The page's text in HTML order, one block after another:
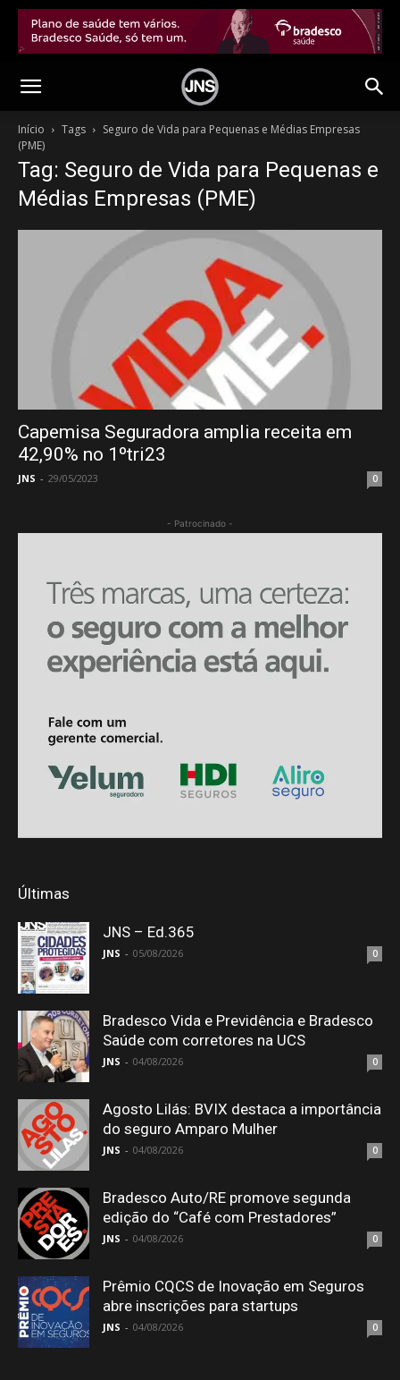
Início Tags
Seguro de Vida para Pequenas e Médias Empresas
(PME)
Tag: Seguro de Vida para Pequenas e
Médias Empresas (PME)
Capemisa Seguradora amplia receita em
42,90% no 1ºtri23
JNS - 29/05/2023 0
- Patrocinado -
Últimas
JNS – Ed.365
JNS - 05/08/2026 0
Bradesco Vida e Previdência e Bradesco
Saúde com corretores na UCS
JNS - 04/08/2026 0
Agosto Lilás: BVIX destaca a importância
do seguro Amparo Mulher
JNS - 04/08/2026 0
Bradesco Auto/RE promove segunda
edição do “Café com Prestadores”
JNS - 04/08/2026 0
Prêmio CQCS de Inovação em Seguros
abre inscrições para startups
JNS - 04/08/2026 0